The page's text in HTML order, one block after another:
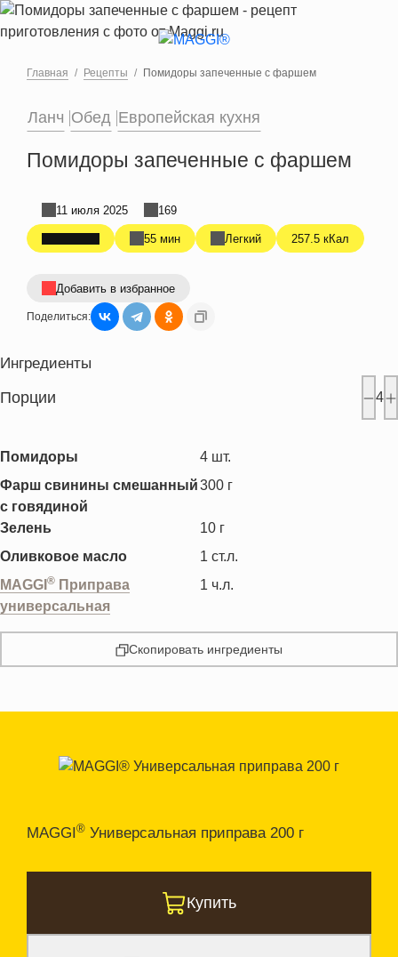
Перейти к основному содержанию
Главная Рецепты Помидоры запеченные с фаршем
Ланч Обед Европейская кухня
Помидоры запеченные с фаршем
55 мин Легкий 257.5 кКал
11 июля 2025 169
Добавить в избранное
Поделиться:
Ингредиенты
Порции 4
Помидоры 4 шт.
Фарш свинины смешанный
с говядиной
300 г
Зелень 10 г
Оливковое масло
1 ст.л.
MAGGI ® Приправа
универсальная
1 ч.л.
Скопировать ингредиенты
MAGGI® Универсальная приправа 200 г
Купить